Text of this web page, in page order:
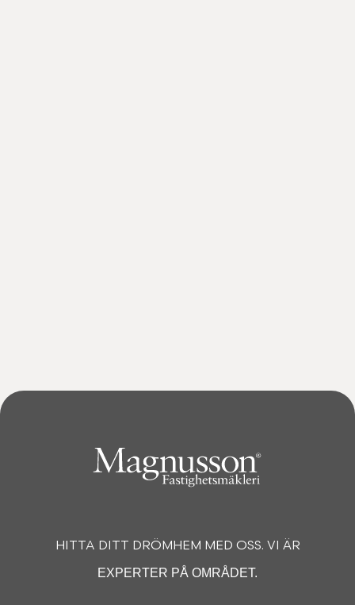
HITTA DITT DRÖMHEM MED OSS. VI ÄR
EXPERTER PÅ OMRÅDET.